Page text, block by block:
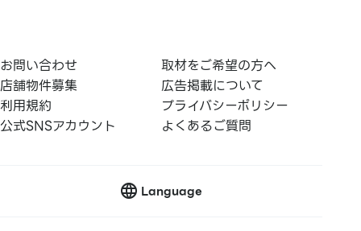
お問い合わせ
取材をご希望の方へ
店舗物件募集
広告掲載について
利用規約
プライバシーポリシー
公式SNSアカウント
よくあるご質問
Language